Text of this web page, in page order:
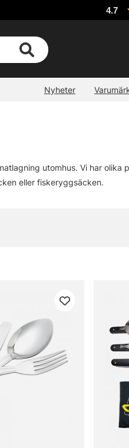
4.7
Nyheter
utomhus. Vi har olika
eller fiskeryggsäcken.